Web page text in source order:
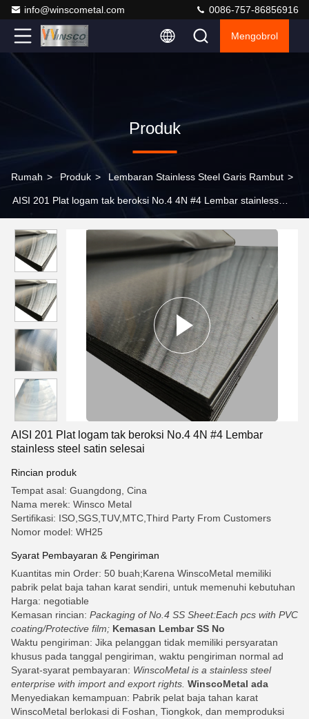
info@winscometal.com 0086-757-86856916
Mengobrol
Produk
Rumah > Produk > Lembaran Stainless Steel Garis Rambut >
AISI 201 Plat logam tak beroksi No.4 4N #4 Lembar stainless
AISI 201 Plat logam tak beroksi No.4 4N #4 Lembar
stainless steel satin selesai
Rincian produk
Tempat asal: Guangdong, Cina
Nama merek: Winsco Metal
Sertifikasi: ISO,SGS,TUV,MTC,Third Party From Customers
Nomor model: WH25
Syarat Pembayaran & Pengiriman
Kuantitas min Order: 50 buah;Karena WinscoMetal memiliki
pabrik pelat baja tahan karat sendiri, untuk memenuhi kebutuhan
Harga: negotiable
Kemasan rincian: Packaging of No.4 SS Sheet:Each pcs with PVC
coating/Protective film; Kemasan Lembar SS No
Waktu pengiriman: Jika pelanggan tidak memiliki persyaratan
khusus pada tanggal pengiriman, waktu pengiriman normal ad
Syarat-syarat pembayaran: WinscoMetal is a stainless steel
enterprise with import and export rights. WinscoMetal ada
Menyediakan kemampuan: Pabrik pelat baja tahan karat
WinscoMetal berlokasi di Foshan, Tiongkok, dan memproduksi